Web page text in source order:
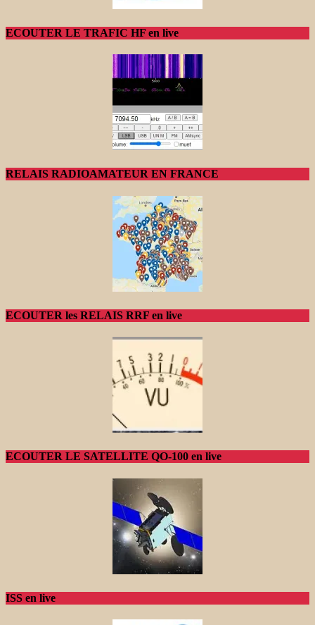
ECOUTER LE TRAFIC HF en live
RELAIS RADIOAMATEUR EN FRANCE
ECOUTER les RELAIS RRF en live
ECOUTER LE SATELLITE QO-100 en live
ISS en live